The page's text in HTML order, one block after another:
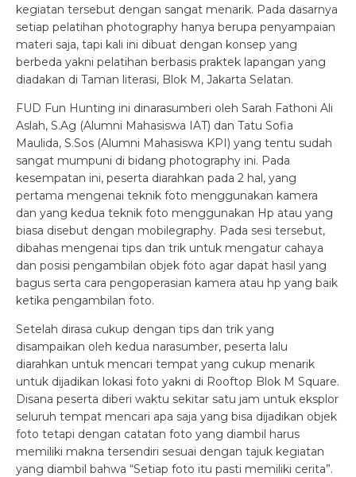
kegiatan tersebut dengan sangat menarik. Pada dasarnya
setiap pelatihan photography hanya berupa penyampaian
materi saja, tapi kali ini dibuat dengan konsep yang
berbeda yakni pelatihan berbasis praktek lapangan yang
diadakan di Taman literasi, Blok M, Jakarta Selatan.
FUD Fun Hunting ini dinarasumberi oleh Sarah Fathoni Ali
Aslah, S.Ag (Alumni Mahasiswa IAT) dan Tatu Sofia
Maulida, S.Sos (Alumni Mahasiswa KPI) yang tentu sudah
sangat mumpuni di bidang photography ini. Pada
kesempatan ini, peserta diarahkan pada 2 hal, yang
pertama mengenai teknik foto menggunakan kamera
dan yang kedua teknik foto menggunakan Hp atau yang
biasa disebut dengan mobilegraphy. Pada sesi tersebut,
dibahas mengenai tips dan trik untuk mengatur cahaya
dan posisi pengambilan objek foto agar dapat hasil yang
bagus serta cara pengoperasian kamera atau hp yang baik
ketika pengambilan foto.
Setelah dirasa cukup dengan tips dan trik yang
disampaikan oleh kedua narasumber, peserta lalu
diarahkan untuk mencari tempat yang cukup menarik
untuk dijadikan lokasi foto yakni di Rooftop Blok M Square.
Disana peserta diberi waktu sekitar satu jam untuk eksplor
seluruh tempat mencari apa saja yang bisa dijadikan objek
foto tetapi dengan catatan foto yang diambil harus
memiliki makna tersendiri sesuai dengan tajuk kegiatan
yang diambil bahwa “Setiap foto itu pasti memiliki cerita”.